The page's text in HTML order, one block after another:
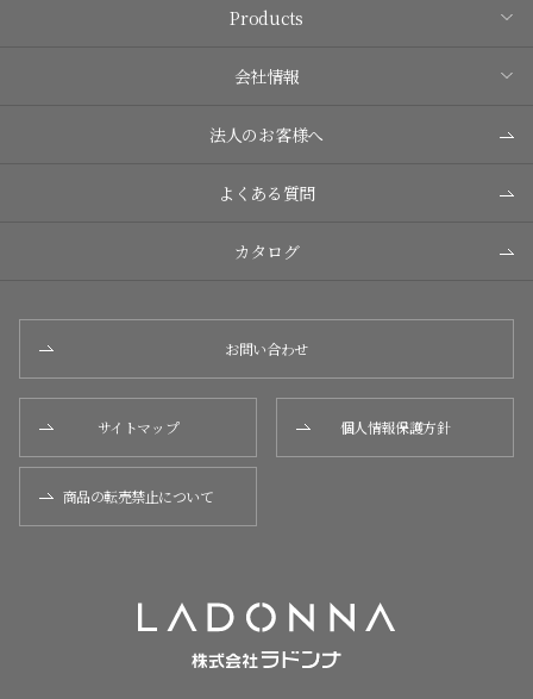
Products
会社情報
法人のお客様へ
よくある質問
カタログ
お問い合わせ
サイトマップ 個人情報保護方針
商品の転売禁止について